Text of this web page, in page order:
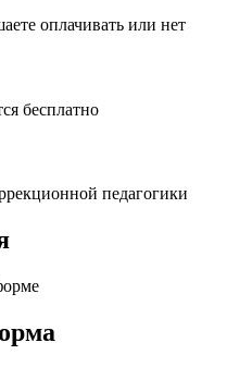
оплачивать или нет
бесплатно
педагогики